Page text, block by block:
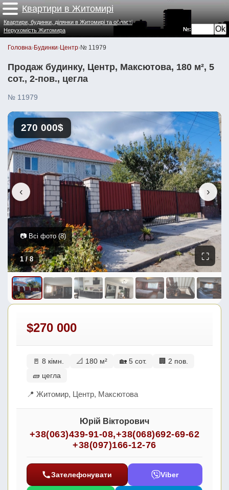
Квартири в Житомирі
№:
Квартири, будинки, ділянки в Житомирі та області
Нерухомість Житомира
Головна›Будинки›Центр›№ 11979
Продаж будинку, Центр, Максютова, 180 м², 5
сот., 2-пов., цегла
№ 11979
‹ ›
270 000$
1/ 8 ⛶
📷 Всі фото (8)
$270 000
🚪 8 кімн. 📐 180 м² 🏡 5 сот.
🏢 2 пов.
🧱 цегла
📍 Житомир, Центр, Максютова
Юрій Вікторович
+38(063)439-91-08,+38(068)692-69-62
+38(097)166-12-76
Зателефонувати Viber